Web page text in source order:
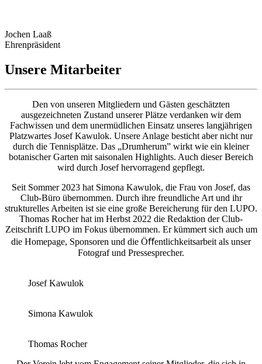
Jochen Laaß
Ehrenpräsident
Unsere Mitarbeiter
Den von unseren Mitgliedern und Gästen geschätzten
ausgezeichneten Zustand unserer Plätze verdanken wir dem
Fachwissen und dem unermüdlichen Einsatz unseres langjährigen
Platzwartes Josef Kawulok. Unsere Anlage besticht aber nicht nur
durch die Tennisplätze. Das „Drumherum” wirkt wie ein kleiner
botanischer Garten mit saisonalen Highlights. Auch dieser Bereich
wird durch Josef hervorragend gepflegt.
Seit Sommer 2023 hat Simona Kawulok, die Frau von Josef, das
Club-Büro übernommen. Durch ihre freundliche Art und ihr
strukturelles Arbeiten ist sie eine große Bereicherung für den LUPO.
Thomas Rocher hat im Herbst 2022 die Redaktion der Club-
Zeitschrift LUPO im Fokus übernommen. Er kümmert sich auch um
die Homepage, Sponsoren und die Öﬀentlichkeitsarbeit als unser
Fotograf und Pressesprecher.
Josef Kawulok
Simona Kawulok
Thomas Rocher